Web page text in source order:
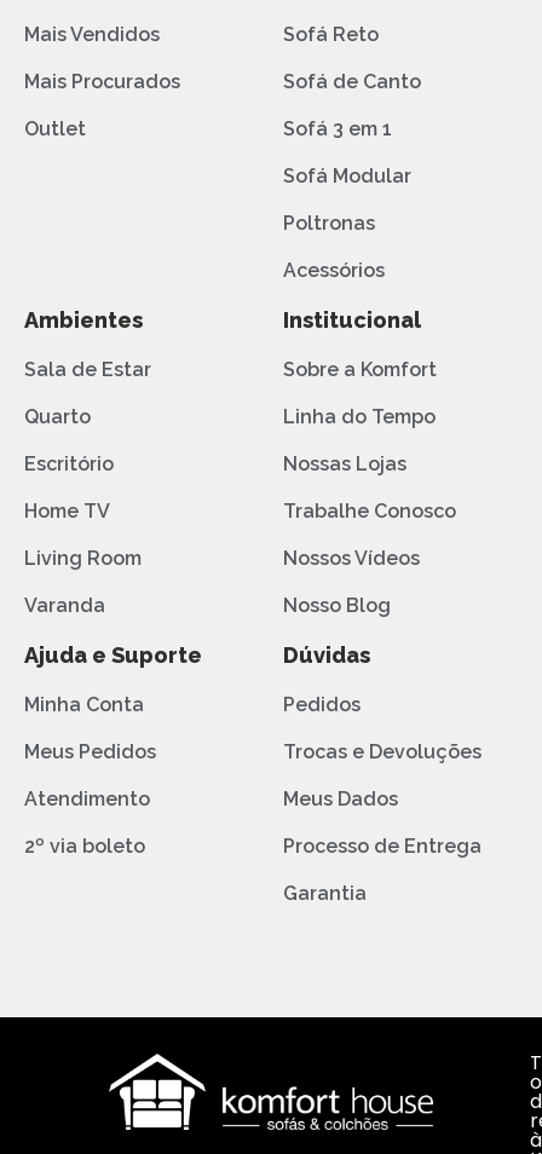
Mais Vendidos
Mais Procurados
Outlet
Sofá Reto
Sofá de Canto
Sofá 3 em 1
Sofá Modular
Poltronas
Acessórios
Ambientes
Sala de Estar
Quarto
Escritório
Home TV
Living Room
Varanda
Institucional
Sobre a Komfort
Linha do Tempo
Nossas Lojas
Trabalhe Conosco
Nossos Vídeos
Nosso Blog
Ajuda e Suporte
Minha Conta
Meus Pedidos
Atendimento
2º via boleto
Dúvidas
Pedidos
Trocas e Devoluções
Meus Dados
Processo de Entrega
Garantia
à